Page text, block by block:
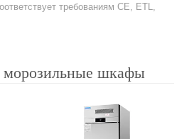
требованиям CE, ETL,
шкафы